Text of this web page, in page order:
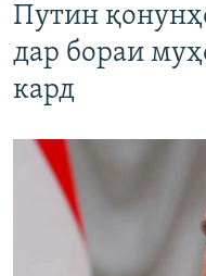
Путин
дар бораи
кард